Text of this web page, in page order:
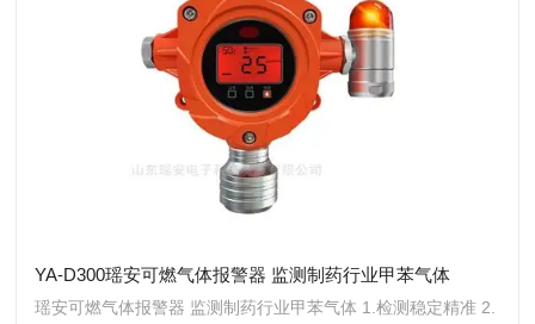
YA-D300瑶安可燃气体报警器 监测制药行业甲苯气体
瑶安可燃气体报警器 监测制药行业甲苯气体 1.检测稳定精准 2.